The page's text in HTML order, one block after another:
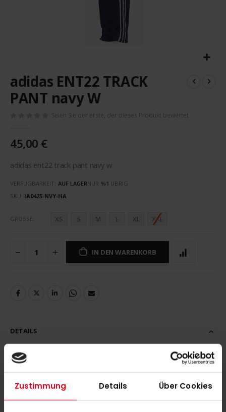
Zustimmung Details Über Cookies
Anfang
der
Bildergalerie
adidas ENT22 TRACK
PANT navy W
Seien Sie der erste, der dieses Produkt bewertet
45,00 €
adidas ent22 track pant navy w
VERFÜGBARKEIT: AUF LAGERNUR %1 ÜBRIG
SKU IA0425-NVY-HA
GRÖSSE XS S M L XL XXL
IN DEN WARENKORB
DETAILS
MEHR INFORMATIONEN